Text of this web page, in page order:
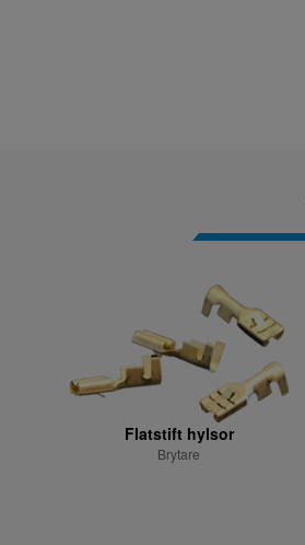
Flatstift hylsor
Brytare